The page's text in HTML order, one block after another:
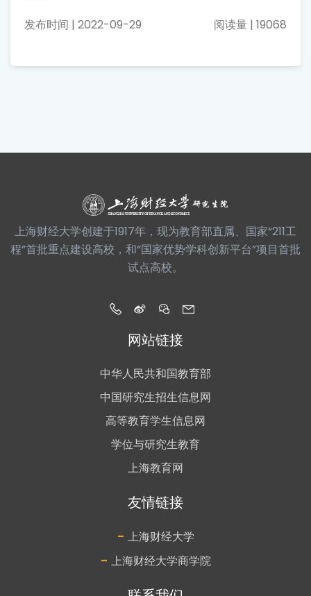
发布时间 | 2022-09-29 阅读量 | 19068
上海财经大学创建于1917年，现为教育部直属、国家“211工
程”首批重点建设高校，和“国家优势学科创新平台”项目首批
试点高校。
网站链接
中华人民共和国教育部
中国研究生招生信息网
高等教育学生信息网
学位与研究生教育
上海教育网
友情链接
- 上海财经大学
- 上海财经大学商学院